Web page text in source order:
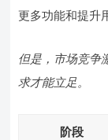
更多功能和提升
但是，市场竞争
求才能立足。
阶段